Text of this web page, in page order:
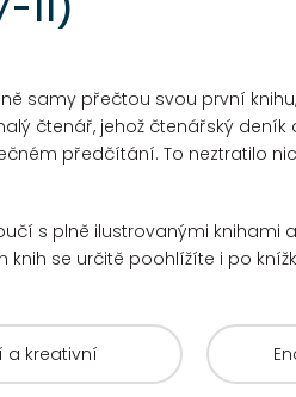
samy přečtou svou první
čtenář, jehož čtenářský
předčítání. To neztratilo
s plně ilustrovanými knihami
knih se určitě poohlížíte i po
a kreativní